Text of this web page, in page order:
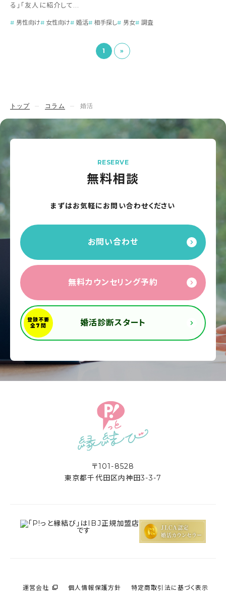
る」「友人に紹介して...
男性向け 女性向け 婚活 相手探し 男女 調査
1 »
トップ コラム 婚活
RESERVE
無料相談
まずはお気軽にお問い合わせください
お問い合わせ
無料カウンセリング予約
婚活診断スタート
〒101-8528
東京都千代田区内神田3-3-7
運営会社 個人情報保護方針 特定商取引法に基づく表示